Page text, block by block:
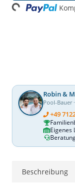
Robin &
Pool-Bauer
+49
Eigenes
Beschreibung